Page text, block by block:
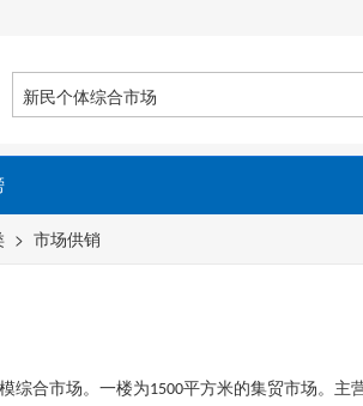
> 市场供销
综合市场。一楼为1500平方米的集贸市场。主